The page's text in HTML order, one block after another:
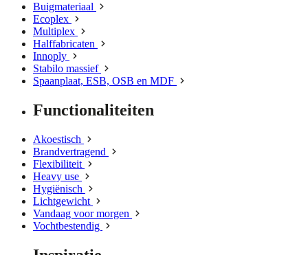
Buigmateriaal
Ecoplex
Multiplex
Halffabricaten
Innoply
Stabilo massief
Spaanplaat, ESB, OSB en MDF
Functionaliteiten
Akoestisch
Brandvertragend
Flexibiliteit
Heavy use
Hygiënisch
Lichtgewicht
Vandaag voor morgen
Vochtbestendig